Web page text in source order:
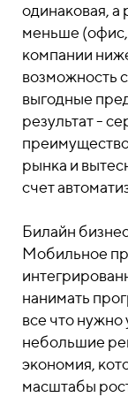
одинаковая, а
меньше (офис,
компании
возможность
выгодные
результат -
рынка и
счет
Билайн
Мобильное
нанимать
все что нужно
небольшие
экономия,
масштабы